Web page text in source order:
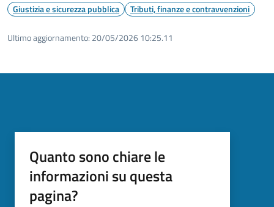
Giustizia e sicurezza pubblica Tributi, finanze e contravvenzioni
Ultimo aggiornamento: 20/05/2026 10:25.11
Quanto sono chiare le
informazioni su questa
pagina?